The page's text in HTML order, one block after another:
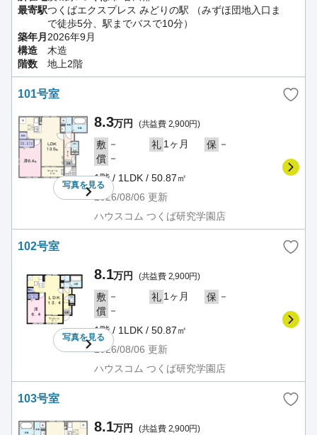
最寄駅つくばエクスプレス みどりの駅 （みずほ団地入口ま
で徒歩5分、駅までバスで10分）
築年月 2026年9月
構造
木造
階数
地上2階
101号室
写真を見る
8.3万円 (共益費 2,900円)
敷 － 礼 1ヶ月 保 －
償 －
1階 / 1LDK / 50.87㎡
2026/08/06 更新
ハウスコム つくば研究学園店
102号室
写真を見る
8.1万円 (共益費 2,900円)
敷 － 礼 1ヶ月 保 －
償 －
1階 / 1LDK / 50.87㎡
2026/08/06 更新
ハウスコム つくば研究学園店
103号室
8.1万円 (共益費 2,900円)